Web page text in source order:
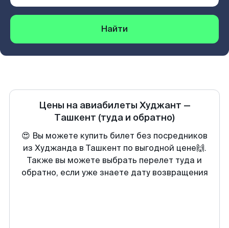
Найти
Цены на авиабилеты Худжант —
Ташкент (туда и обратно)
😍 Вы можете купить билет без посредников
из Худжанда в Ташкент по выгодной цене🙌.
Также вы можете выбрать перелет туда и
обратно, если уже знаете дату возвращения